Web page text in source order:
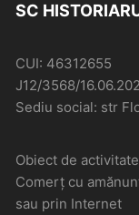
SC
CUI: 46312655
J12/3568/
Sediu social: str
Obiect de
Comerţ cu
sau prin Internet